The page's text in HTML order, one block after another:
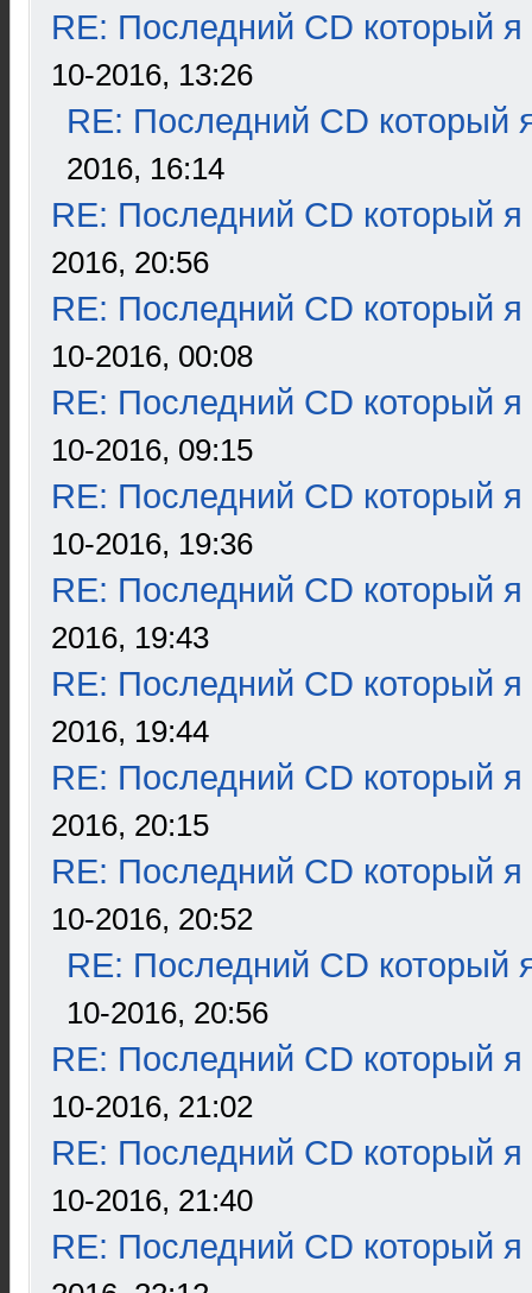
RE: Последний CD который я
10-2016, 13:26
RE: Последний CD который
2016, 16:14
RE: Последний CD который я
2016, 20:56
RE: Последний CD который я
10-2016, 00:08
RE: Последний CD который я
10-2016, 09:15
RE: Последний CD который я
10-2016, 19:36
RE: Последний CD который я
2016, 19:43
RE: Последний CD который я
2016, 19:44
RE: Последний CD который я
2016, 20:15
RE: Последний CD который я
10-2016, 20:52
RE: Последний CD который
10-2016, 20:56
RE: Последний CD который я
10-2016, 21:02
RE: Последний CD который я
10-2016, 21:40
RE: Последний CD который я